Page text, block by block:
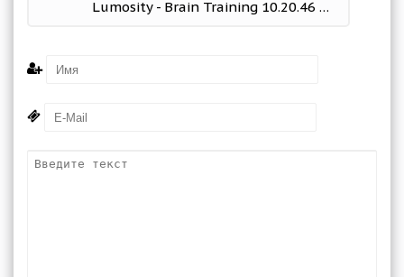
Lumosity - Brain Training 10.20.46 Mod (Premium)